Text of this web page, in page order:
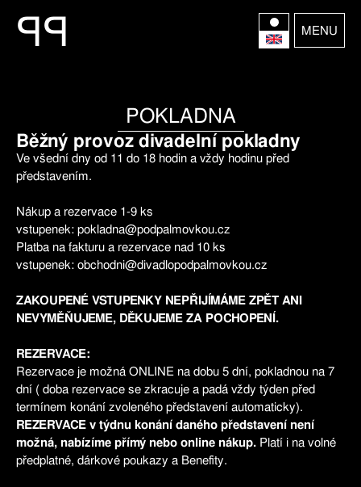
PP MENU
POKLADNA
Běžný provoz divadelní pokladny
Ve všední dny od 11 do 18 hodin a vždy hodinu před
představením.
Nákup a rezervace 1-9 ks
vstupenek: pokladna@podpalmovkou.cz
Platba na fakturu a rezervace nad 10 ks
vstupenek: obchodni@divadlopodpalmovkou.cz
ZAKOUPENÉ VSTUPENKY NEPŘIJÍMÁME ZPĚT ANI
NEVYMĚŇUJEME, DĚKUJEME ZA POCHOPENÍ.
REZERVACE:
Rezervace je možná ONLINE na dobu 5 dní, pokladnou na 7
dní ( doba rezervace se zkracuje a padá vždy týden před
termínem konání zvoleného představení automaticky).
REZERVACE v týdnu konání daného představení není
možná, nabízíme přímý nebo online nákup. Platí i na volné
předplatné, dárkové poukazy a Benefity.